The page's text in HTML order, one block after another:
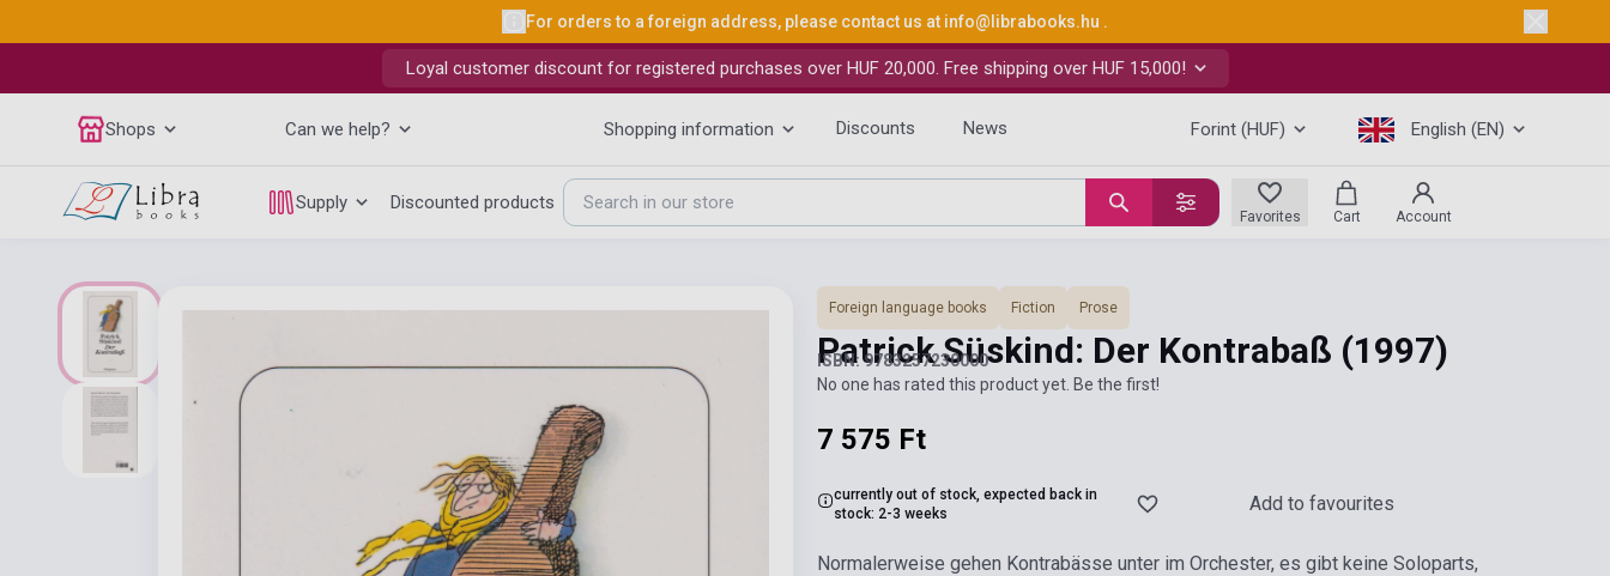
For orders to a foreign address, please contact us at info@librabooks.hu .
Loyal customer discount for registered purchases over HUF 20,000. Free shipping over HUF 15,000!
Shops Can we help? Shopping information Discounts News Forint (HUF) English (EN)
Supply Discounted products
Favorites Cart Account
Foreign language books Fiction Prose
Patrick Süskind: Der Kontrabaß (1997)
ISBN: 9783257230000
No one has rated this product yet. Be the first!
7 575 Ft
currently out of stock, expected back in
stock: 2-3 weeks
Add to favourites
Normalerweise gehen Kontrabässe unter im Orchester, es gibt keine Soloparts,